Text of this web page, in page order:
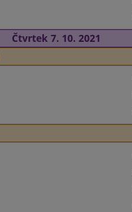
Čtvrtek 7. 10. 2021